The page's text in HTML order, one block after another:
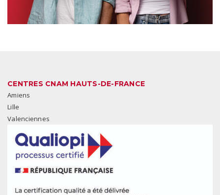
CENTRES CNAM HAUTS-DE-FRANCE
Amiens
Lille
Valenciennes